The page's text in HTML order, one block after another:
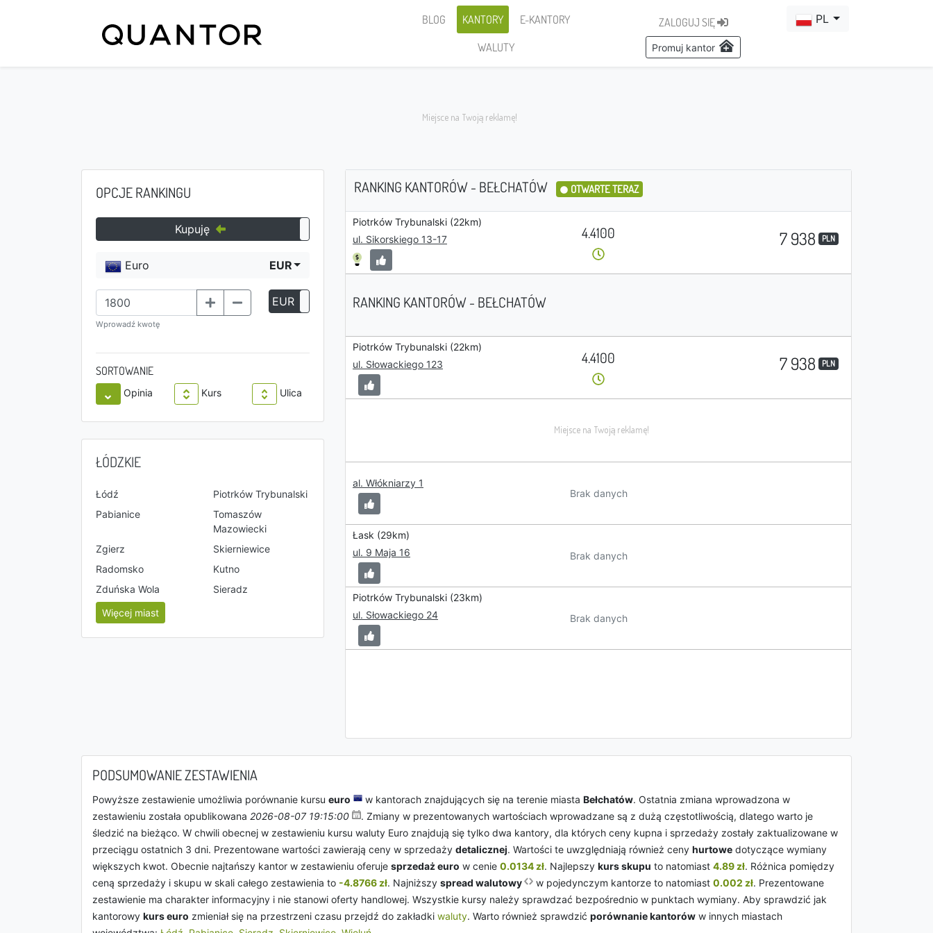
BLOG KANTORY
E-KANTORY
WALUTY
ZALOGUJ SIĘ
Promuj kantor
PL
OPCJE RANKINGU
Kupuję Sprzedaję
Euro EUR
Wprowadź kwotę
EUR
SORTOWANIE
Opinia Kurs Ulica
ŁÓDZKIE
Łódź
Piotrków Trybunalski
Pabianice
Tomaszów
Mazowiecki
Zgierz
Skierniewice
Radomsko
Kutno
Zduńska Wola
Sieradz
Więcej miast
RANKING KANTORÓW - BEŁCHATÓW OTWARTE TERAZ
Piotrków Trybunalski (22km)
ul. Sikorskiego 13-17
4.4100 7 938 PLN
RANKING KANTORÓW - BEŁCHATÓW
Piotrków Trybunalski (22km)
ul. Słowackiego 123
4.4100 7 938 PLN
al. Włókniarzy 1
Brak danych
Łask (29km)
ul. 9 Maja 16
Brak danych
Piotrków Trybunalski (23km)
ul. Słowackiego 24
Brak danych
PODSUMOWANIE ZESTAWIENIA
Powyższe zestawienie umożliwia porównanie kursu euro w kantorach znajdujących się na terenie miasta Bełchatów. Ostatnia zmiana wprowadzona w
zestawieniu została opublikowana 2026-08-07 19:15:00
. Zmiany w prezentowanych wartościach wprowadzane są z dużą częstotliwością, dlatego warto je
śledzić na bieżąco. W chwili obecnej w zestawieniu kursu waluty Euro znajdują się tylko dwa kantory, dla których ceny kupna i sprzedaży zostały zaktualizowane w
przeciągu ostatnich 3 dni. Prezentowane wartości zawierają ceny w sprzedaży detalicznej. Wartości te uwzględniają również ceny hurtowe dotyczące wymiany
większych kwot. Obecnie najtańszy kantor w zestawieniu oferuje sprzedaż euro w cenie 0.0134 zł. Najlepszy kurs skupu to natomiast 4.89 zł. Różnica pomiędzy
ceną sprzedaży i skupu w skali całego zestawienia to -4.8766 zł. Najniższy spread walutowy w pojedynczym kantorze to natomiast 0.002 zł. Prezentowane
zestawienie ma charakter informacyjny i nie stanowi oferty handlowej. Wszystkie kursy należy sprawdzać bezpośrednio w punktach wymiany. Aby sprawdzić jak
kantorowy kurs euro zmieniał się na przestrzeni czasu przejdź do zakładki waluty. Warto również sprawdzić porównanie kantorów w innych miastach